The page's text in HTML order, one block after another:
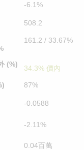
-6.1%
508.2
161.2 / 33.67%
(%) 34.3% 價內
87%
-0.0588
-2.11%
0.04百萬